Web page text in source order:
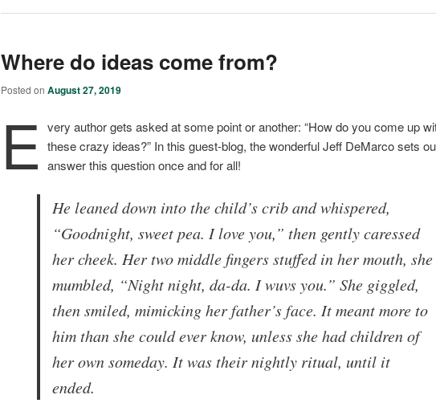
Where do ideas come from?
Posted onAugust 27, 2019
E very author gets asked at some point or another: “How do you come up
these crazy ideas?” In this guest-blog, the wonderful Jeff DeMarco sets
answer this question once and for all!
He leaned down into the child’s crib and whispered,
“Goodnight, sweet pea. I love you,” then gently caressed
her cheek. Her two middle fingers stuffed in her mouth, she
mumbled, “Night night, da-da. I wuvs you.” She giggled,
then smiled, mimicking her father’s face. It meant more to
him than she could ever know, unless she had children of
her own someday. It was their nightly ritual, until it
ended.